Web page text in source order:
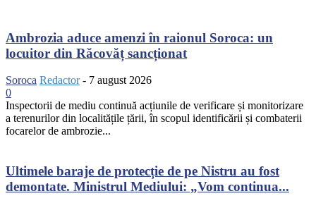
Ambrozia aduce amenzi în raionul Soroca: un
locuitor din Răcovăț sancționat
Soroca Redactor - 7 august 2026
0
Inspectorii de mediu continuă acțiunile de verificare și monitorizare
a terenurilor din localitățile țării, în scopul identificării și combaterii
focarelor de ambrozie...
Ultimele baraje de protecție de pe Nistru au fost
demontate. Ministrul Mediului: „Vom continua...